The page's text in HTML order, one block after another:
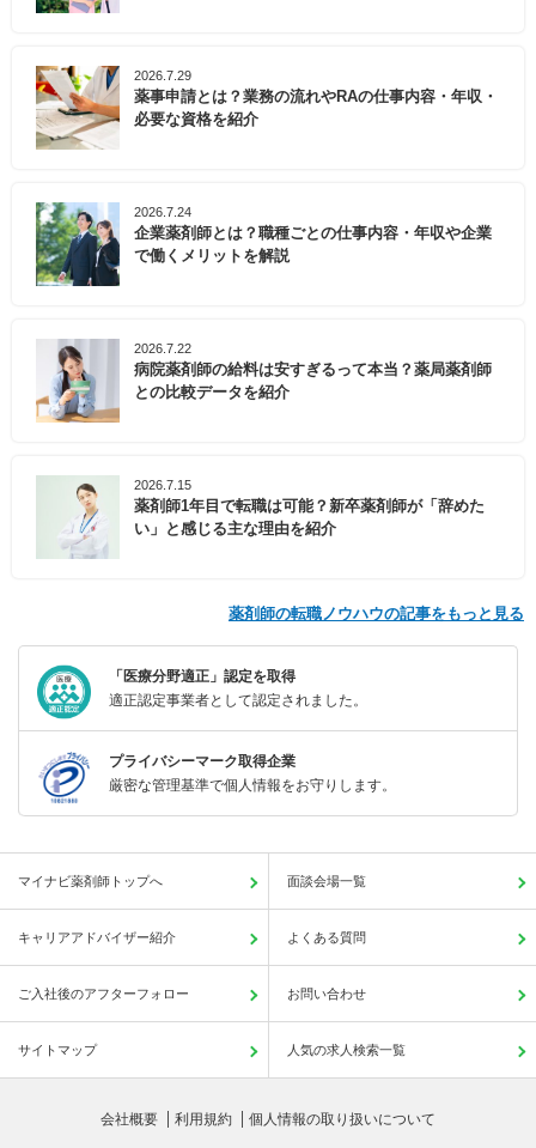
2026.7.29
薬事申請とは？業務の流れやRAの仕事内容・年収・
必要な資格を紹介
2026.7.24
企業薬剤師とは？職種ごとの仕事内容・年収や企業
で働くメリットを解説
2026.7.22
病院薬剤師の給料は安すぎるって本当？薬局薬剤師
との比較データを紹介
2026.7.15
薬剤師1年目で転職は可能？新卒薬剤師が「辞めた
い」と感じる主な理由を紹介
薬剤師の転職ノウハウの記事をもっと見る
「医療分野適正」認定を取得
適正認定事業者として認定されました。
プライバシーマーク取得企業
厳密な管理基準で個人情報をお守りします。
マイナビ薬剤師トップへ 面談会場一覧
キャリアアドバイザー紹介 よくある質問
ご入社後のアフターフォロー お問い合わせ
サイトマップ 人気の求人検索一覧
会社概要 利用規約 個人情報の取り扱いについて